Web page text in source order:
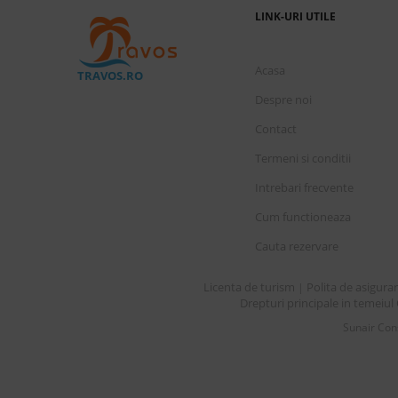
TRAVOS.RO
LINK-URI UTILE
Sunair